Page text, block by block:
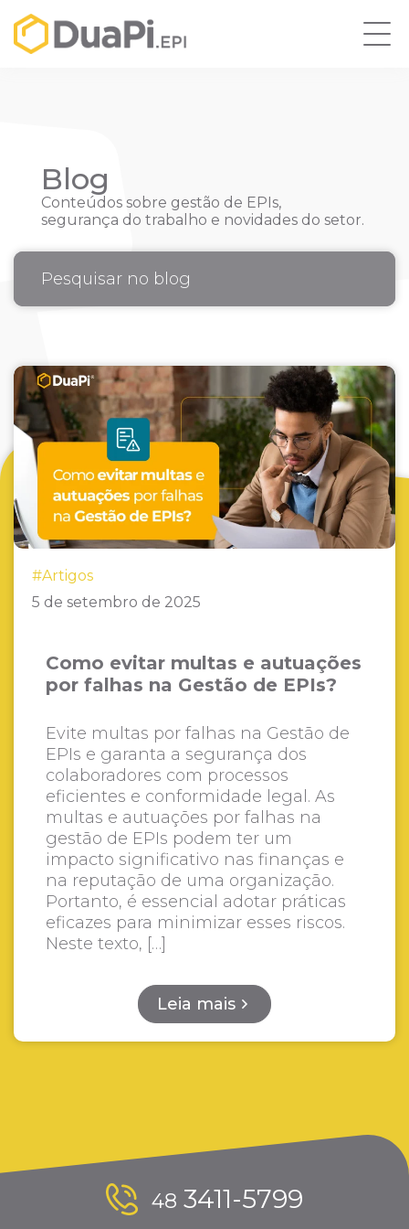
Blog
Conteúdos sobre gestão de EPIs,
segurança do trabalho e novidades do setor.
#Artigos
5 de setembro de 2025
Como evitar multas e autuações
por falhas na Gestão de EPIs?
Evite multas por falhas na Gestão de
EPIs e garanta a segurança dos
colaboradores com processos
eficientes e conformidade legal. As
multas e autuações por falhas na
gestão de EPIs podem ter um
impacto significativo nas finanças e
na reputação de uma organização.
Portanto, é essencial adotar práticas
eficazes para minimizar esses riscos.
Neste texto, […]
Leia mais
48 3411-5799